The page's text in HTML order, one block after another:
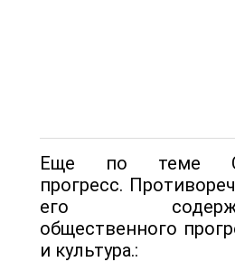
Еще по теме
прогресс.
его
общественного
и культура.: